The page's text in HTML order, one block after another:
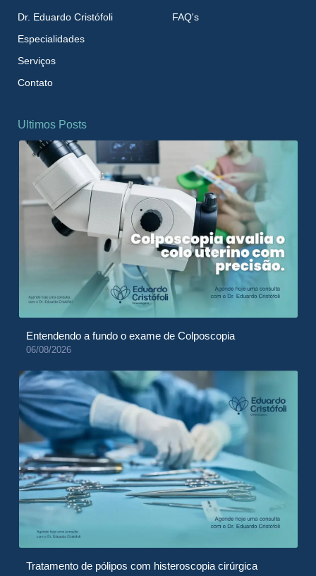
Dr. Eduardo Cristófoli
Especialidades
Serviços
Contato
FAQ's
Ultimos Posts
Entendendo a fundo o exame de Colposcopia
06/08/2026
Tratamento de pólipos com histeroscopia cirúrgica